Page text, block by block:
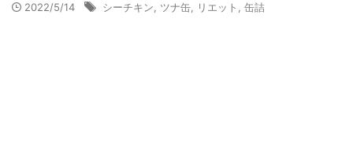
2022/5/14 シーチキン ツナ缶 リエット 缶詰